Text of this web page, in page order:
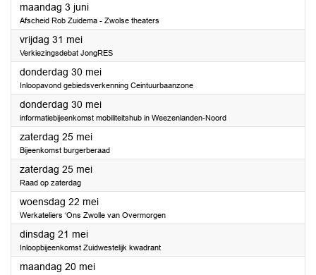
maandag 3 juni2024
Afscheid Rob Zuidema - Zwolse theaters
vrijdag 31 mei2024
Verkiezingsdebat JongRES
donderdag 30 mei2024
Inloopavond gebiedsverkenning Ceintuurbaanzone
donderdag 30 mei2024
informatiebijeenkomst mobiliteitshub in Weezenlanden-Noord
zaterdag 25 mei2024
Bijeenkomst burgerberaad
zaterdag 25 mei2024
Raad op zaterdag
woensdag 22 mei2024
Werkateliers ‘Ons Zwolle van Overmorgen
dinsdag 21 mei2024
Inloopbijeenkomst Zuidwestelijk kwadrant
maandag 20 mei2024